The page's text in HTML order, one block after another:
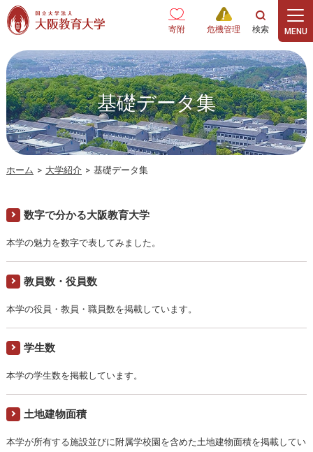
本文へ
寄附 危機管理
基礎データ集
ホーム > 大学紹介 > 基礎データ集
数字で分かる大阪教育大学
本学の魅力を数字で表してみました。
教員数・役員数
本学の役員・教員・職員数を掲載しています。
学生数
本学の学生数を掲載しています。
土地建物面積
本学が所有する施設並びに附属学校園を含めた土地建物面積を掲載してい